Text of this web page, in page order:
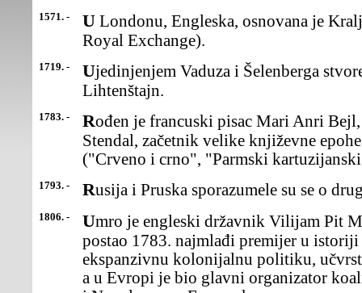
1571. - U Londonu, Engleska, osnovana je Kraljevska menjačnica (The
Royal Exchange).
1719. - Ujedinjenjem Vaduza i Šelenberga stvorena je kneževina
Lihtenštajn.
1783. - Rođen je francuski pisac Mari Anri Bejl, poznat pod pseudonimom
Stendal, začetnik velike književne
("Crveno i crno", "Parmski
1793. - Rusija i Pruska sporazumele su se o
1806. - Umro je engleski državnik Vilijam Pit Mlađi, koji je u 24. godini
postao 1783. najmlađi premijer u
ekspanzivnu kolonijalnu politiku,
a u Evropi je bio glavni organizator